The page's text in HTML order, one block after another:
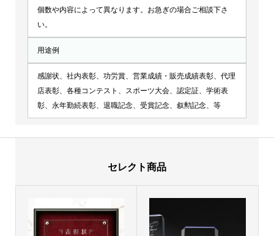
個数や内容によって異なります。お急ぎの場合ご相談下さ
い。
用途例
感謝状、社内表彰、功労賞、営業成績・販売成績表彰、代理
店表彰、各種コンテスト、スポーツ大会、認定証、学術表
彰、永年勤続表彰、退職記念、受賞記念、叙勲記念、等
セレクト商品